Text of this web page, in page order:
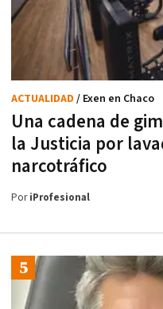
Una cadena de
la Justicia por
narcotráfico
ACTUALIDAD / Exen en Chaco
PoriProfesional